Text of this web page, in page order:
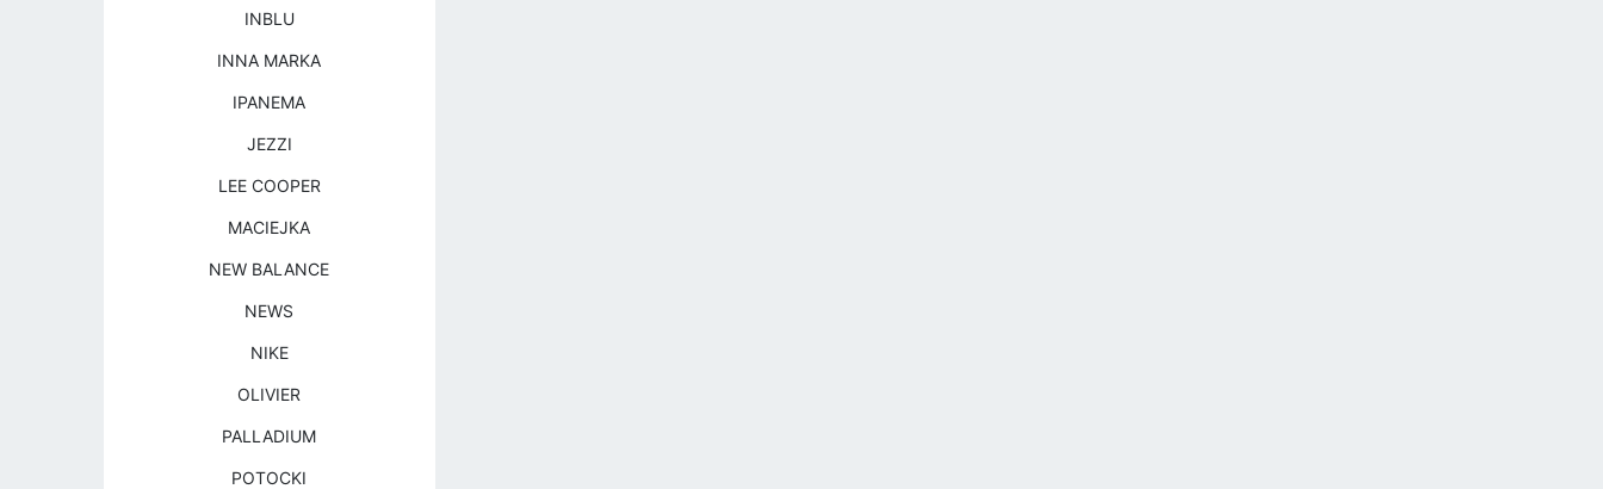
INBLU
INNA MARKA
IPANEMA
JEZZI
LEE COOPER
MACIEJKA
NEW BALANCE
NEWS
NIKE
OLIVIER
PALLADIUM
POTOCKI